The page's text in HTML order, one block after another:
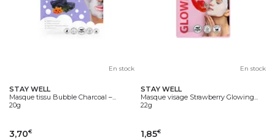
En stock
STAY WELL
Masque tissu Bubble Charcoal –...
20g
3,70€
En stock
STAY WELL
Masque visage Strawberry Glowing...
22g
1,85€